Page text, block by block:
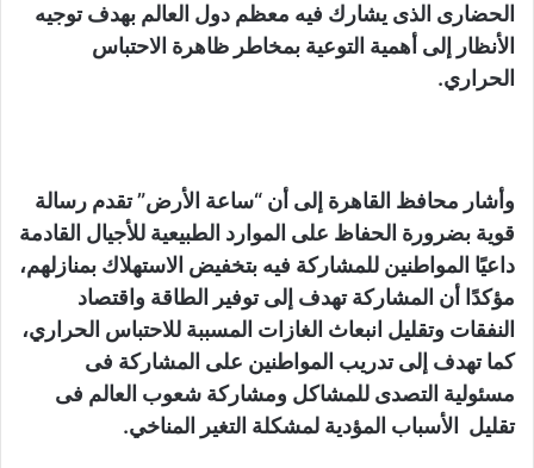
الحضارى الذى يشارك فيه معظم دول العالم بهدف توجيه
الأنظار إلى أهمية التوعية بمخاطر ظاهرة الاحتباس
الحراري.
وأشار محافظ القاهرة إلى أن “ساعة الأرض” تقدم رسالة
قوية بضرورة الحفاظ على الموارد الطبيعية للأجيال القادمة
داعيًا المواطنين للمشاركة فيه بتخفيض الاستهلاك بمنازلهم،
مؤكدًا أن المشاركة تهدف إلى توفير الطاقة واقتصاد
النفقات وتقليل انبعاث الغازات المسببة للاحتباس الحراري،
كما تهدف إلى تدريب المواطنين على المشاركة فى
مسئولية التصدى للمشاكل ومشاركة شعوب العالم فى
تقليل الأسباب المؤدية لمشكلة التغير المناخي.